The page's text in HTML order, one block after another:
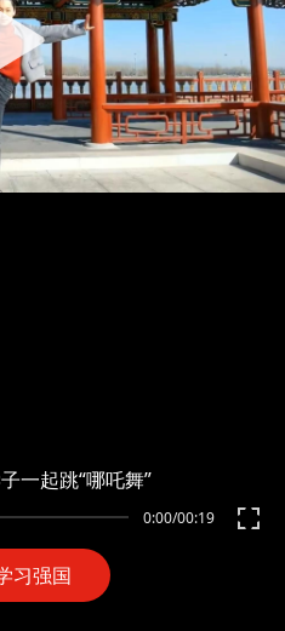
习强国
0:00/00:19
一起跳“哪吒舞”